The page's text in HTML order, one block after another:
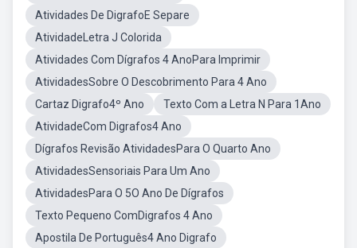
Atividades De DigrafoE Separe
AtividadeLetra J Colorida
Atividades Com Dígrafos 4 AnoPara Imprimir
AtividadesSobre O Descobrimento Para 4 Ano
Cartaz Digrafo4º Ano
Texto Com a Letra N Para 1Ano
AtividadeCom Digrafos4 Ano
Dígrafos Revisão AtividadesPara O Quarto Ano
AtividadesSensoriais Para Um Ano
AtividadesPara O 5O Ano De Dígrafos
Texto Pequeno ComDigrafos 4 Ano
Apostila De Português4 Ano Digrafo